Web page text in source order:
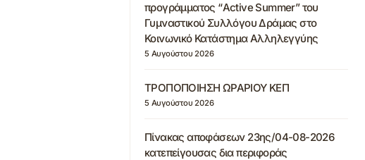
προγράμματος “Active Summer” του
Γυμναστικού Συλλόγου Δράμας στο
Κοινωνικό Κατάστημα Αλληλεγγύης
5 Αυγούστου 2026
ΤΡΟΠΟΠΟΙΗΣΗ ΩΡΑΡΙΟΥ ΚΕΠ
5 Αυγούστου 2026
Πίνακας αποφάσεων 23ης/04-08-2026
κατεπείγουσας δια περιφοράς